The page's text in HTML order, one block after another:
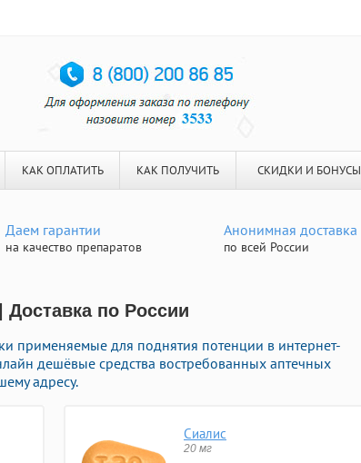
КАК ОПЛАТИТЬ КАК ПОЛУЧИТЬ СКИДКИ И БОНУСЫ
Даем гарантии
на качество препаратов
Анонимная доставка
по всей России
Доставка по России
применяемые для поднятия потенции в интернет-
дешёвые средства востребованных аптечных
адресу.
Сиалис
20 мг